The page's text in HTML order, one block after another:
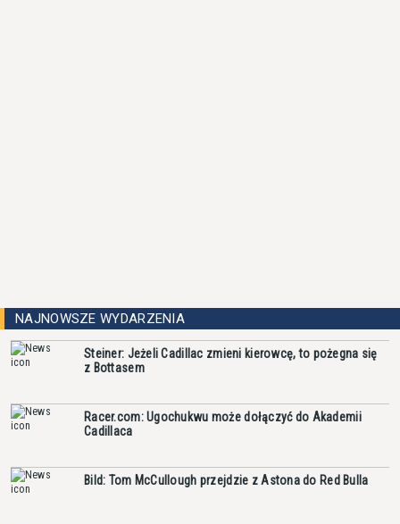
NAJNOWSZE WYDARZENIA
Steiner: Jeżeli Cadillac zmieni kierowcę, to pożegna się
z Bottasem
Racer.com: Ugochukwu może dołączyć do Akademii
Cadillaca
Bild: Tom McCullough przejdzie z Astona do Red Bulla